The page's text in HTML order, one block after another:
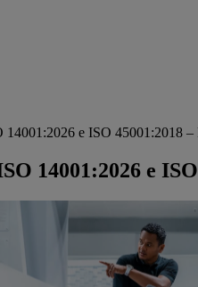
14001:2026 e ISO 45001:2018
14001:2026 e